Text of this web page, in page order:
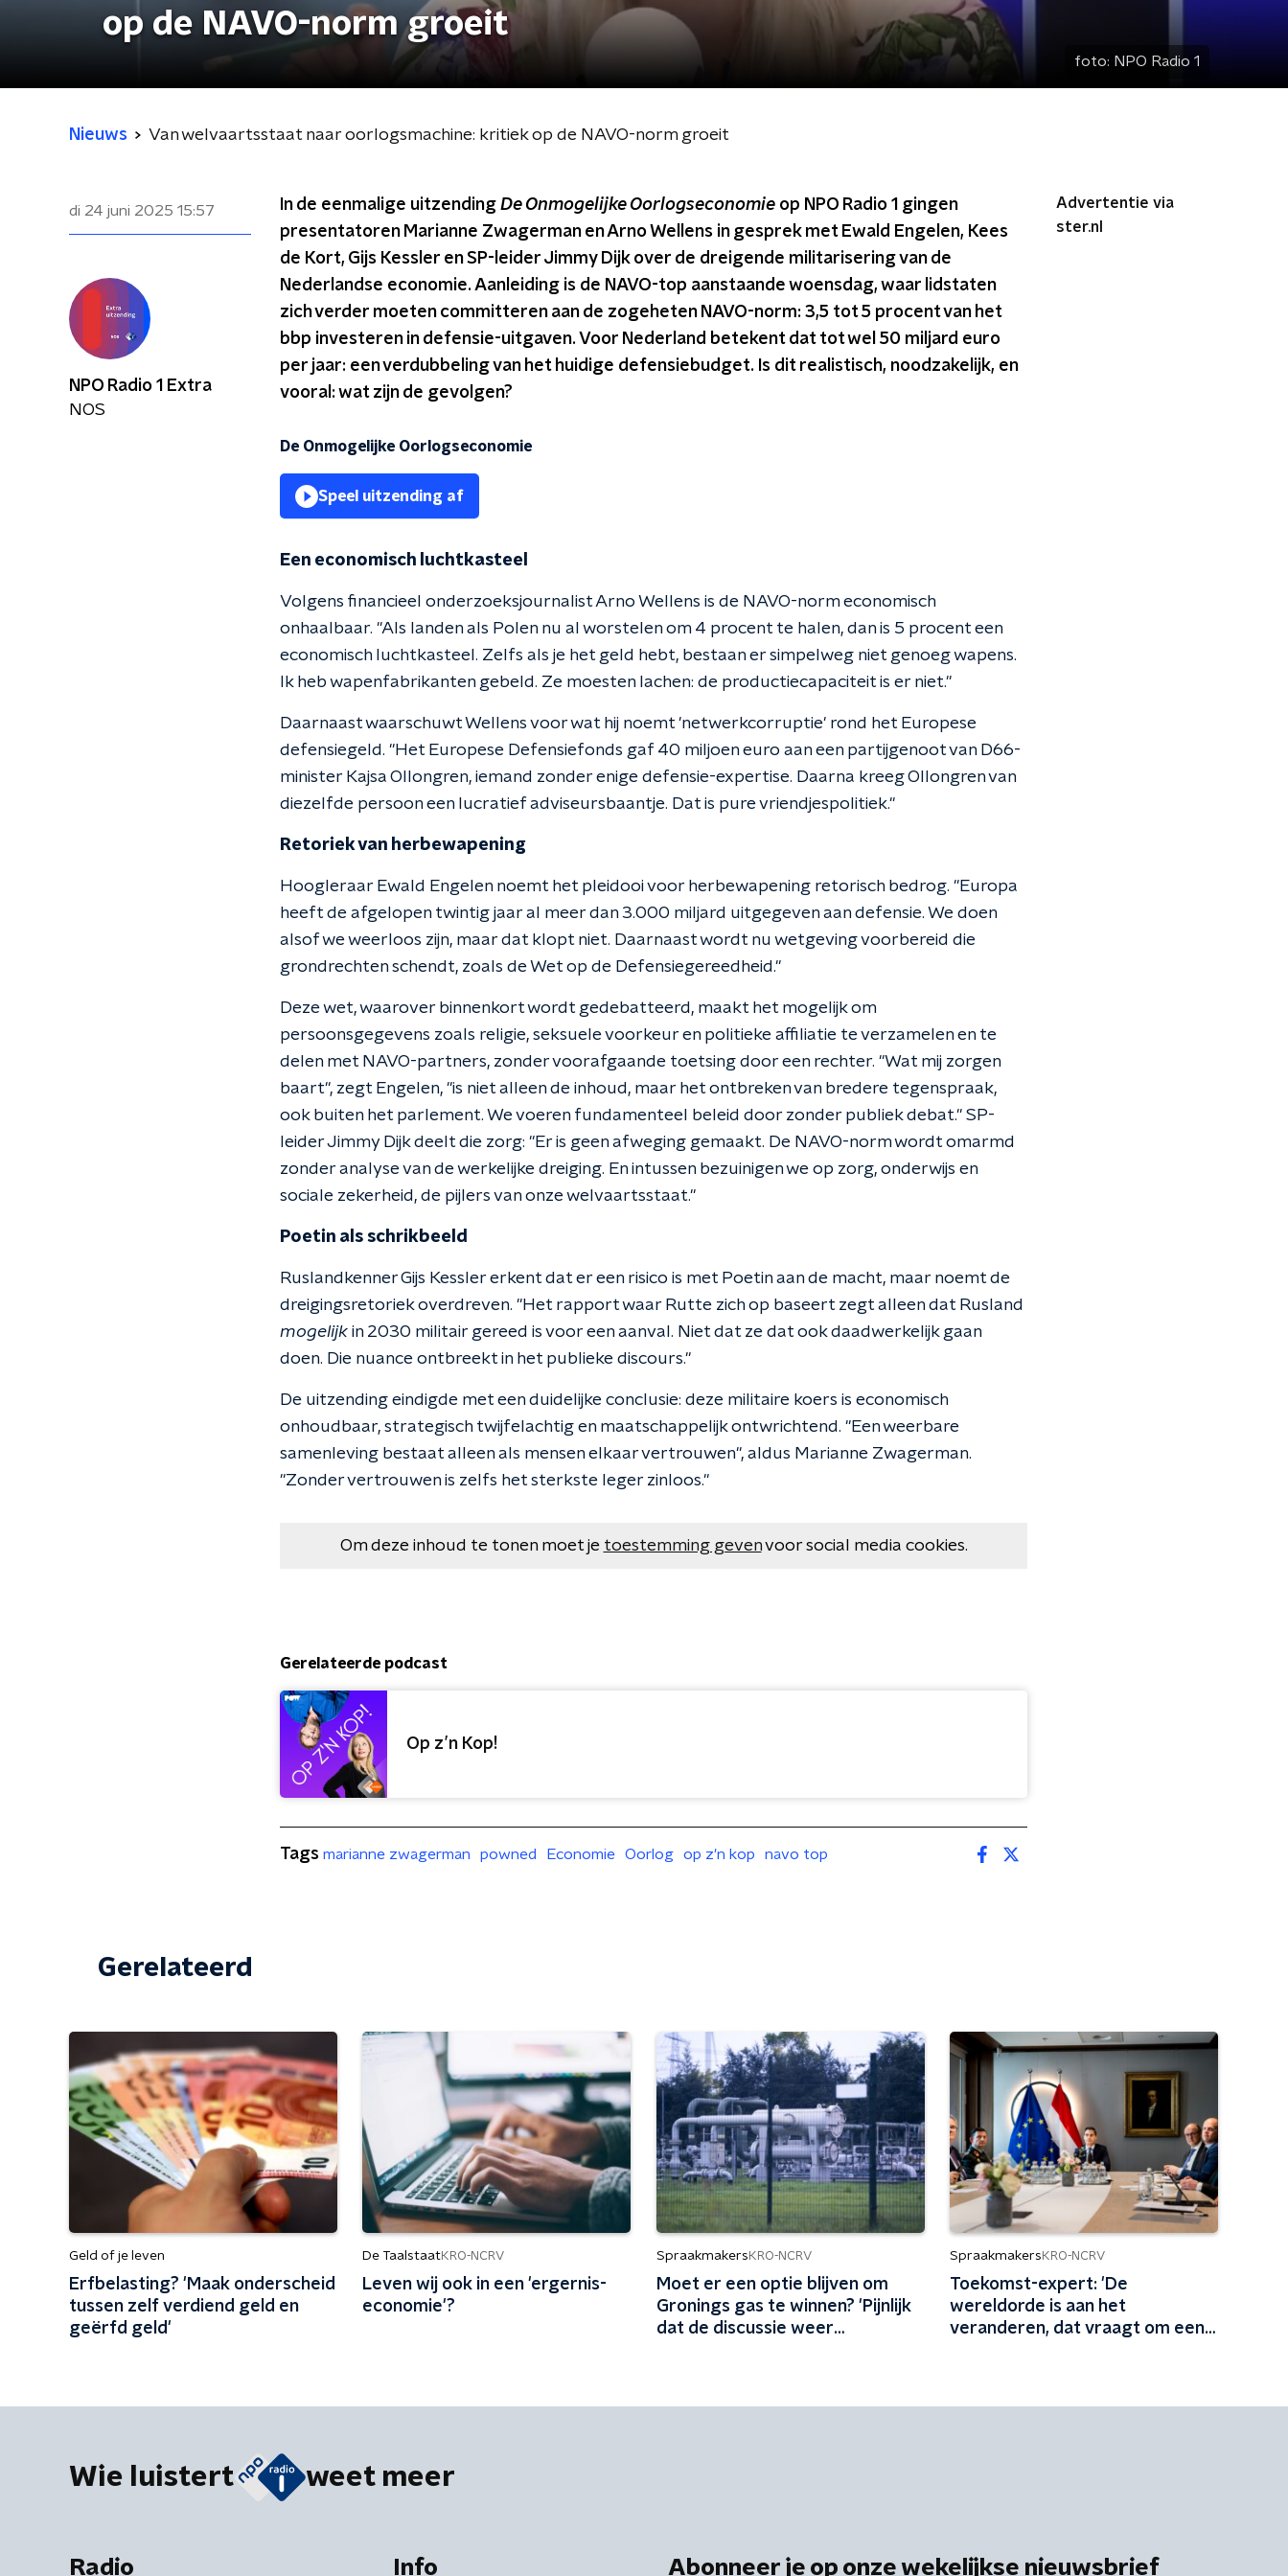
op de NAVO-norm groeit
foto: NPO Radio 1
Nieuws Van welvaartsstaat naar oorlogsmachine: kritiek op de NAVO-norm groeit
di 24 juni 2025 15:57 In de eenmalige uitzending De Onmogelijke Oorlogseconomie op NPO Radio 1 gingen
presentatoren Marianne Zwagerman en Arno Wellens in gesprek met Ewald Engelen, Kees
de Kort, Gijs Kessler en SP-leider Jimmy Dijk over de dreigende militarisering van de
Nederlandse economie. Aanleiding is de NAVO-top aanstaande woensdag, waar lidstaten
zich verder moeten committeren aan de zogeheten NAVO-norm: 3,5 tot 5 procent van het
bbp investeren in defensie-uitgaven. Voor Nederland betekent dat tot wel 50 miljard euro
per jaar: een verdubbeling van het huidige defensiebudget. Is dit realistisch, noodzakelijk, en
vooral: wat zijn de gevolgen?
De Onmogelijke Oorlogseconomie
Speel uitzending af
Een economisch luchtkasteel
Volgens financieel onderzoeksjournalist Arno Wellens is de NAVO-norm economisch
onhaalbaar. "Als landen als Polen nu al worstelen om 4 procent te halen, dan is 5 procent een
economisch luchtkasteel. Zelfs als je het geld hebt, bestaan er simpelweg niet genoeg wapens.
Ik heb wapenfabrikanten gebeld. Ze moesten lachen: de productiecapaciteit is er niet."
Daarnaast waarschuwt Wellens voor wat hij noemt 'netwerkcorruptie' rond het Europese
defensiegeld. "Het Europese Defensiefonds gaf 40 miljoen euro aan een partijgenoot van D66-
minister Kajsa Ollongren, iemand zonder enige defensie-expertise. Daarna kreeg Ollongren van
diezelfde persoon een lucratief adviseursbaantje. Dat is pure vriendjespolitiek."
Retoriek van herbewapening
Hoogleraar Ewald Engelen noemt het pleidooi voor herbewapening retorisch bedrog. "Europa
heeft de afgelopen twintig jaar al meer dan 3.000 miljard uitgegeven aan defensie. We doen
alsof we weerloos zijn, maar dat klopt niet. Daarnaast wordt nu wetgeving voorbereid die
grondrechten schendt, zoals de Wet op de Defensiegereedheid."
Deze wet, waarover binnenkort wordt gedebatteerd, maakt het mogelijk om
persoonsgegevens zoals religie, seksuele voorkeur en politieke affiliatie te verzamelen en te
delen met NAVO-partners, zonder voorafgaande toetsing door een rechter. "Wat mij zorgen
baart", zegt Engelen, "is niet alleen de inhoud, maar het ontbreken van bredere tegenspraak,
ook buiten het parlement. We voeren fundamenteel beleid door zonder publiek debat." SP-
leider Jimmy Dijk deelt die zorg: "Er is geen afweging gemaakt. De NAVO-norm wordt omarmd
zonder analyse van de werkelijke dreiging. En intussen bezuinigen we op zorg, onderwijs en
sociale zekerheid, de pijlers van onze welvaartsstaat."
Poetin als schrikbeeld
Ruslandkenner Gijs Kessler erkent dat er een risico is met Poetin aan de macht, maar noemt de
dreigingsretoriek overdreven. "Het rapport waar Rutte zich op baseert zegt alleen dat Rusland
mogelijk in 2030 militair gereed is voor een aanval. Niet dat ze dat ook daadwerkelijk gaan
doen. Die nuance ontbreekt in het publieke discours."
De uitzending eindigde met een duidelijke conclusie: deze militaire koers is economisch
onhoudbaar, strategisch twijfelachtig en maatschappelijk ontwrichtend. "Een weerbare
samenleving bestaat alleen als mensen elkaar vertrouwen", aldus Marianne Zwagerman.
"Zonder vertrouwen is zelfs het sterkste leger zinloos."
Om deze inhoud te tonen moet je toestemming gevenvoor social media cookies.
Gerelateerde podcast
Op z’n Kop!
Advertentie via
ster.nl
NPO Radio 1 Extra
NOS
Tags marianne zwagerman powned Economie Oorlog op z'n kop navo top
Gerelateerd
Geld of je leven
Erfbelasting? 'Maak onderscheid
tussen zelf verdiend geld en
geërfd geld'
De TaalstaatKRO-NCRV
Leven wij ook in een 'ergernis-
economie'?
Spraakmakers KRO-NCRV
Moet er een optie blijven om
Gronings gas te winnen? 'Pijnlijk
dat de discussie weer
Spraakmakers KRO-NCRV
Toekomst-expert: 'De
wereldorde is aan het
veranderen, dat vraagt om een
Wie luistert weet meer
Radio Info Abonneer je op onze wekelijkse nieuwsbrief